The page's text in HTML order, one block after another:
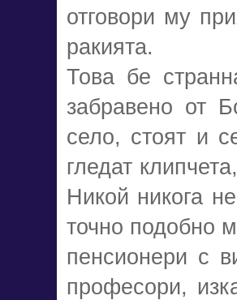
отговори му
ракията.
Това бе
забравено от
село, стоят и
гледат
Никой никога
точно подобно
пенсионери с
професори,